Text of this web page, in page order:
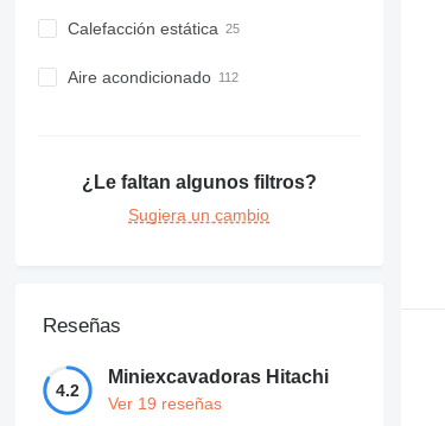
Calefacción estática
Aire acondicionado
¿Le faltan algunos filtros?
Sugiera un cambio
Reseñas
4.2
Miniexcavadoras Hitachi
Ver 19 reseñas